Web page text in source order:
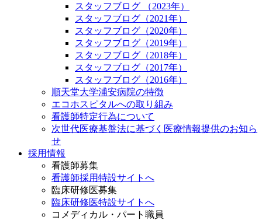
スタッフブログ （2023年）
スタッフブログ（2021年）
スタッフブログ（2020年）
スタッフブログ（2019年）
スタッフブログ（2018年）
スタッフブログ（2017年）
スタッフブログ（2016年）
順天堂大学浦安病院の特徴
エコホスピタルへの取り組み
看護師特定行為について
次世代医療基盤法に基づく医療情報提供のお知ら
せ
採用情報
看護師募集
看護師採用特設サイトへ
臨床研修医募集
臨床研修医特設サイトへ
コメディカル・パート職員